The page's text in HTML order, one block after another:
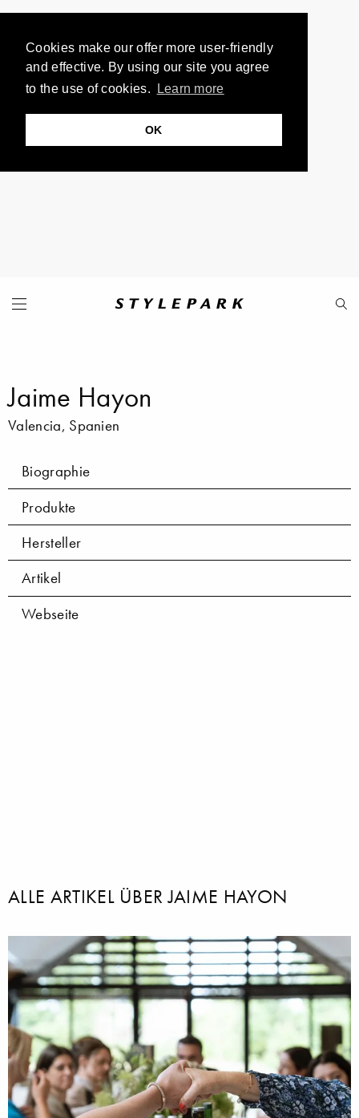
Cookies make our offer more user-friendly
and effective. By using our site you agree
to the use of cookies.
Learn more
OK
Jaime Hayon
Valencia, Spanien
Biographie
Produkte
Hersteller
Artikel
Webseite
ALLE ARTIKEL ÜBER JAIME HAYON